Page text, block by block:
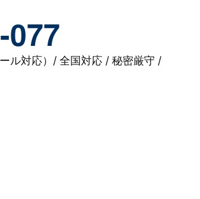
077
ル対応）/ 全国対応 / 秘密厳守 /